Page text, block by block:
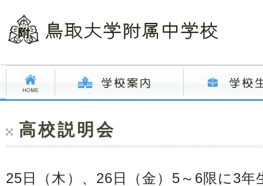
高校説明会
25日（木）、26日（金）5～6限に3年